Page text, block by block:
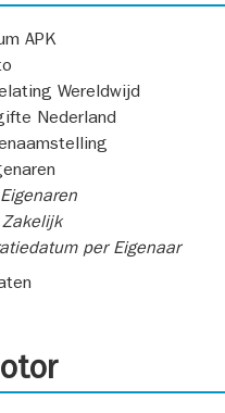
APK
Wereldwijd
Nederland
per Eigenaar